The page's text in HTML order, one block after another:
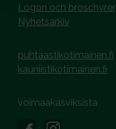
Logon och broschyrer
Nyhetsarkiv
puhtaastikotimainen.fi
kauniistikotimainen.fi
voimaakasviksista